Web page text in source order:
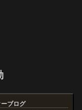
ブログ